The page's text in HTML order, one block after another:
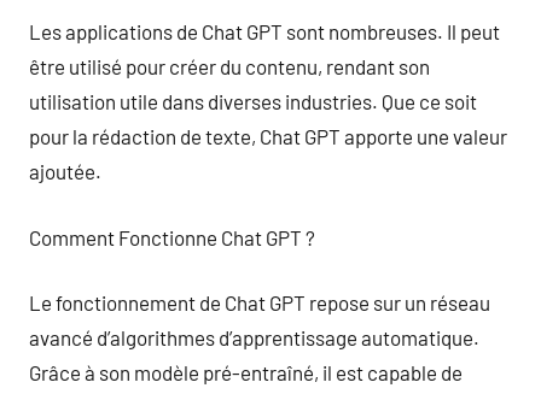
Les applications de Chat GPT sont nombreuses. Il peut
être utilisé pour créer du contenu, rendant son
utilisation utile dans diverses industries. Que ce soit
pour la rédaction de texte, Chat GPT apporte une valeur
ajoutée.
Comment Fonctionne Chat GPT ?
Le fonctionnement de Chat GPT repose sur un réseau
avancé d’algorithmes d’apprentissage automatique.
Grâce à son modèle pré-entraîné, il est capable de